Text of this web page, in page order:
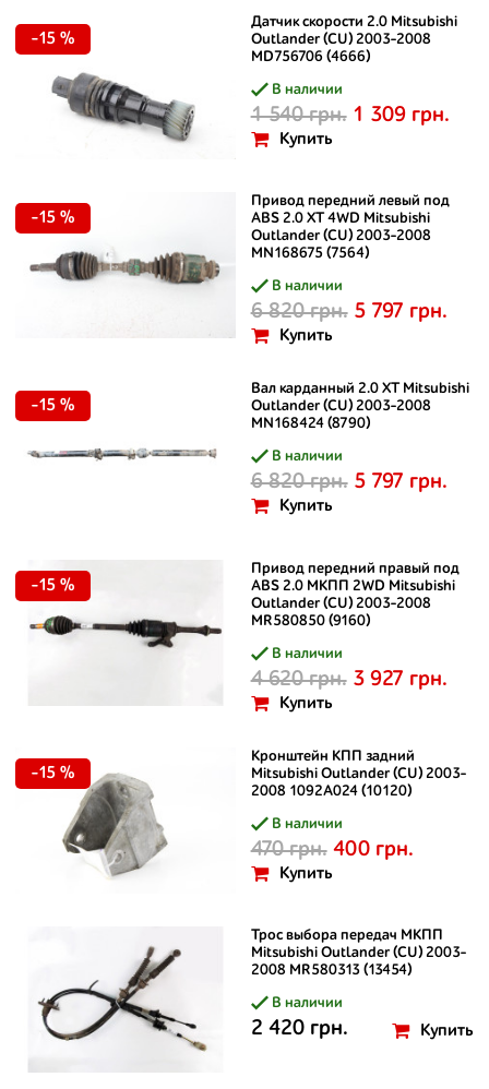
Датчик скорости 2.0 Mitsubishi
Outlander (CU) 2003-2008
MD756706 (4666)
В наличии
1 540 грн. 1 309 грн.
Купить
-15 %
Привод передний левый под
ABS 2.0 XT 4WD Mitsubishi
Outlander (CU) 2003-2008
MN168675 (7564)
В наличии
6 820 грн. 5 797 грн.
Купить
-15 %
Вал карданный 2.0 XT Mitsubishi
Outlander (CU) 2003-2008
MN168424 (8790)
В наличии
6 820 грн. 5 797 грн.
Купить
-15 %
Привод передний правый под
ABS 2.0 МКПП 2WD Mitsubishi
Outlander (CU) 2003-2008
MR580850 (9160)
В наличии
4 620 грн. 3 927 грн.
Купить
-15 %
Кронштейн КПП задний
Mitsubishi Outlander (CU) 2003-
2008 1092A024 (10120)
В наличии
470 грн. 400 грн.
Купить
-15 %
Трос выбора передач МКПП
Mitsubishi Outlander (CU) 2003-
2008 MR580313 (13454)
В наличии
2 420 грн. Купить